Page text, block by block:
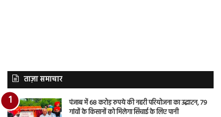
ताज़ा समाचार
पंजाब में 68 करोड़ रुपये की नहरी परियोजना का उद्घाटन, 79
गांवों के किसानों को मिलेगा सिंचाई के लिए पानी